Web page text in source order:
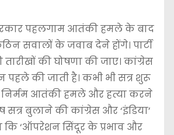
पहलगाम आतंकी हमले के बाद
सवालों के जवाब देने होंगे। पार्टी
की घोषणा की जाए। कांग्रेस
पहले की जाती है। कभी भी सत्र शुरू
निर्मम आतंकी हमले और हत्या करने
बुलाने की कांग्रेस और ‘इंडिया’
कि ‘ऑपरेशन सिंदूर के प्रभाव और